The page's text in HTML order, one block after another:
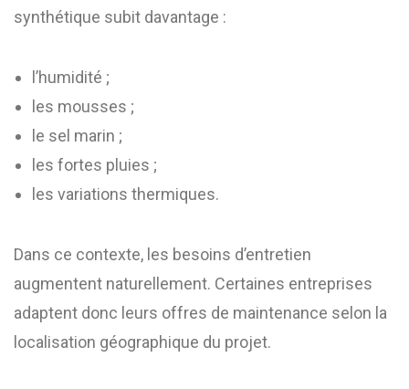
synthétique subit davantage :
l’humidité ;
les mousses ;
le sel marin ;
les fortes pluies ;
les variations thermiques.
Dans ce contexte, les besoins d’entretien
augmentent naturellement. Certaines entreprises
adaptent donc leurs offres de maintenance selon la
localisation géographique du projet.